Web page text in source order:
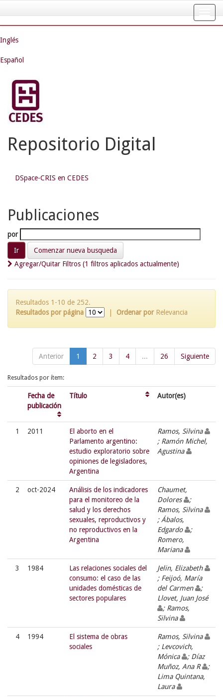
navigation
Inglés
Español
Repositorio Digital
DSpace-CRIS en CEDES
Publicaciones
por
Comenzar nueva busqueda
Agregar/Quitar Filtros (1 filtros aplicados actualmente)
Resultados 1-10 de 252.
Resultados por página
Ordenar por Relevancia
Anterior 1 2 3 4 ... 26 Siguiente
Resultados por ítem:
Fecha de
publicación
Título Autor(es)
1 2011
El aborto en el
Parlamento argentino:
estudio exploratorio sobre
opiniones de legisladores,
Argentina
Ramos, Silvina
; Ramón Michel,
Agustina
2 oct-2024
Análisis de los indicadores
para el monitoreo de la
salud y los derechos
sexuales, reproductivos y
no reproductivos en la
Argentina
Chaumet,
Dolores
;
Ramos, Silvina
; Ábalos,
Edgardo
;
Romero,
Mariana
3 1984
Las relaciones sociales del
consumo: el caso de las
unidades domésticas de
sectores populares
Jelin, Elizabeth
; Feijoó, María
del Carmen
;
Llovet, Juan José
; Ramos,
Silvina
4 1994
El sistema de obras
sociales
Ramos, Silvina
; Levcovich,
Mónica
; Díaz
Muñoz, Ana R
;
Lima Quintana,
Laura